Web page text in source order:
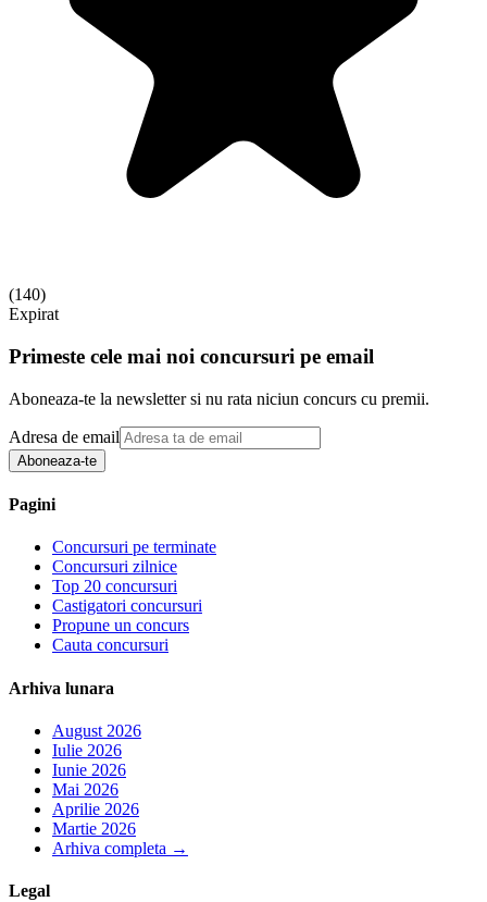
(140)
Expirat
Primeste cele mai noi concursuri pe email
Aboneaza-te la newsletter si nu rata niciun concurs cu premii.
Adresa de email
Aboneaza-te
Pagini
Concursuri pe terminate
Concursuri zilnice
Top 20 concursuri
Castigatori concursuri
Propune un concurs
Cauta concursuri
Arhiva lunara
August 2026
Iulie 2026
Iunie 2026
Mai 2026
Aprilie 2026
Martie 2026
Arhiva completa →
Legal